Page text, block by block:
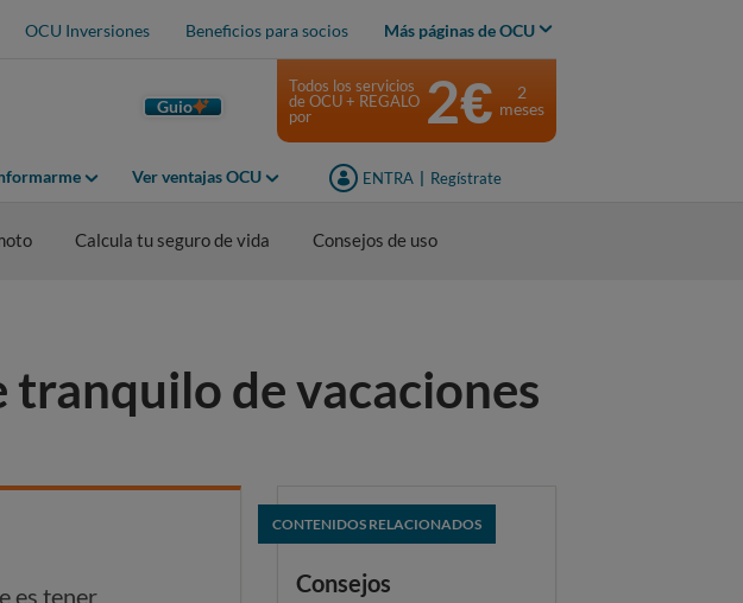
OCU Inversiones Beneficios para socios Más páginas de OCU
Guio
Ver ventajas OCU ENTRA Regístrate
Todos los servicios
de OCU + REGALO
por
2€
2
meses
Calcula tu seguro de vida Consejos de uso
tranquilo de vacaciones
es tener
CONTENIDOS RELACIONADOS
Consejos